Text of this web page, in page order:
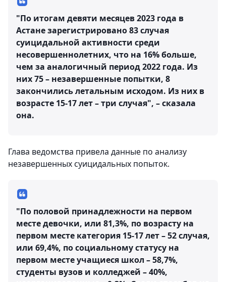
"По итогам девяти месяцев 2023 года в
Астане зарегистрировано 83 случая
суицидальной активности среди
несовершеннолетних, что на 16% больше,
чем за аналогичный период 2022 года. Из
них 75 – незавершенные попытки, 8
закончились летальным исходом. Из них в
возрасте 15-17 лет – три случая", – сказала
она.
Глава ведомства привела данные по анализу
незавершенных суицидальных попыток.
"По половой принадлежности на первом
месте девочки, или 81,3%, по возрасту на
первом месте категория 15-17 лет – 52 случая,
или 69,4%, по социальному статусу на
первом месте учащиеся школ – 58,7%,
студенты вузов и колледжей – 40%,